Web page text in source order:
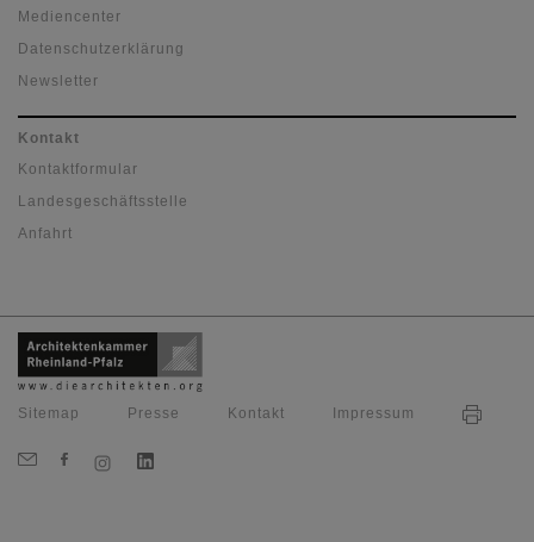
Mediencenter
Datenschutzerklärung
Newsletter
Kontakt
Kontaktformular
Landesgeschäftsstelle
Anfahrt
Sitemap Presse Kontakt Impressum